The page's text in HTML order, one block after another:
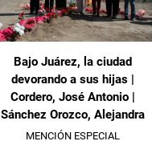
Bajo Juárez, la ciudad
devorando a sus hijas |
Cordero, José Antonio |
Sánchez Orozco, Alejandra
MENCIÓN ESPECIAL